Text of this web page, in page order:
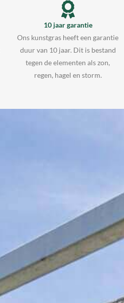
10 jaar garantie
Ons kunstgras heeft een garantie
duur van 10 jaar. Dit is bestand
tegen de elementen als zon,
regen, hagel en storm.